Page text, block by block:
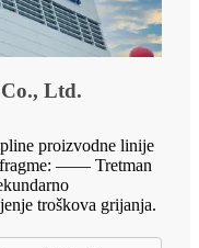
Ltd.
proizvodne linije
—— Tretman
troškova grijanja.